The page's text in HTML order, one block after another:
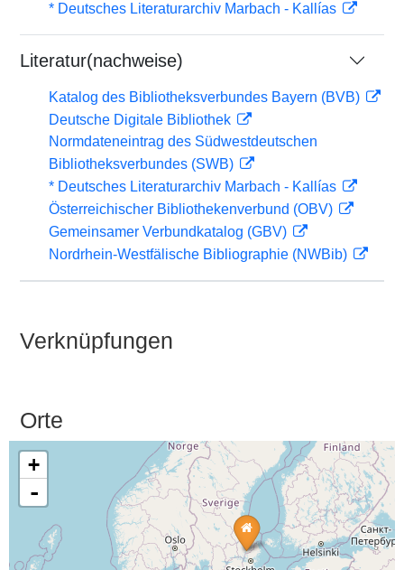
* Deutsches Literaturarchiv Marbach - Kallías
Literatur(nachweise)
Katalog des Bibliotheksverbundes Bayern (BVB)
Deutsche Digitale Bibliothek
Normdateneintrag des Südwestdeutschen
Bibliotheksverbundes (SWB)
* Deutsches Literaturarchiv Marbach - Kallías
Österreichischer Bibliothekenverbund (OBV)
Gemeinsamer Verbundkatalog (GBV)
Nordrhein-Westfälische Bibliographie (NWBib)
Verknüpfungen
Orte
+
-